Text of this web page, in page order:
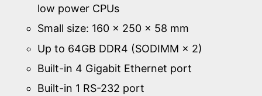
low power CPUs
Small size: 160 × 250 × 58 mm
Up to 64GB DDR4 (SODIMM × 2)
Built-in 4 Gigabit Ethernet port
Built-in 1 RS-232 port